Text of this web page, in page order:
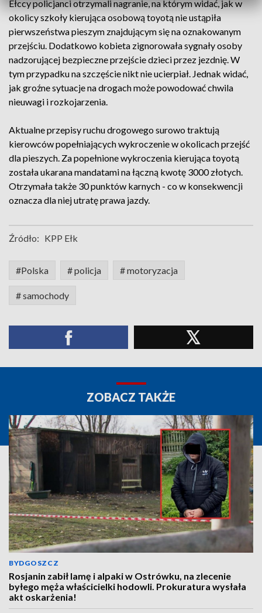
Ełccy policjanci otrzymali nagranie, na którym widać, jak w
okolicy szkoły kierująca osobową toyotą nie ustąpiła
pierwszeństwa pieszym znajdującym się na oznakowanym
przejściu. Dodatkowo kobieta zignorowała sygnały osoby
nadzorującej bezpieczne przejście dzieci przez jezdnię. W
tym przypadku na szczęście nikt nie ucierpiał. Jednak widać,
jak groźne sytuacje na drogach może powodować chwila
nieuwagi i rozkojarzenia.
Aktualne przepisy ruchu drogowego surowo traktują
kierowców popełniających wykroczenie w okolicach przejść
dla pieszych. Za popełnione wykroczenia kierująca toyotą
została ukarana mandatami na łączną kwotę 3000 złotych.
Otrzymała także 30 punktów karnych - co w konsekwencji
oznacza dla niej utratę prawa jazdy.
Źródło: KPP Ełk
#Polska # policja # motoryzacja
# samochody
ZOBACZ TAKŻE
BYDGOSZCZ
Rosjanin zabił lamę i alpaki w Ostrówku, na zlecenie
byłego męża właścicielki hodowli. Prokuratura wysłała
akt oskarżenia!